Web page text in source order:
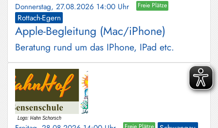
Donnerstag, 27.08.2026 14:00 Uhr Freie Plätze
Rottach-Egern
Apple-Begleitung (Mac/iPhone)
Beratung rund um das IPhone, IPad etc.